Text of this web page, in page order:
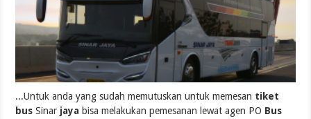
...Untuk anda yang sudah memutuskan untuk memesan tiket
bus Sinar jaya bisa melakukan pemesanan lewat agen PO Bus